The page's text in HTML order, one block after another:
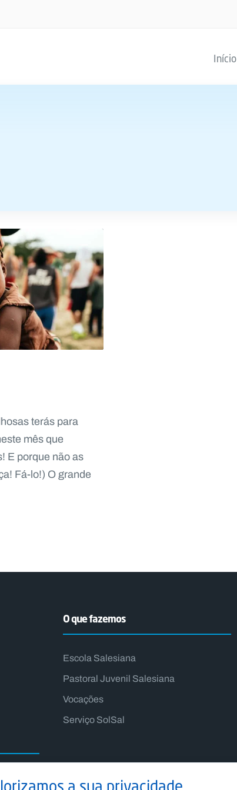
Início
terás para
mês que
E porque não as
Fá-lo!) O grande
O que fazemos
Escola Salesiana
Pastoral Juvenil Salesiana
Vocações
Serviço SolSal
a sua privacidade